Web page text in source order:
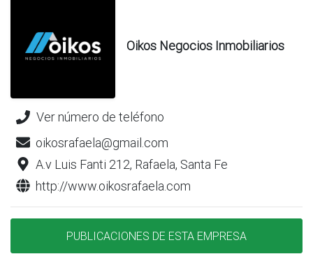
Oikos Negocios Inmobiliarios
Ver número de teléfono
oikosrafaela@gmail.com
A.v Luis Fanti 212, Rafaela, Santa Fe
http://www.oikosrafaela.com
PUBLICACIONES DE ESTA EMPRESA